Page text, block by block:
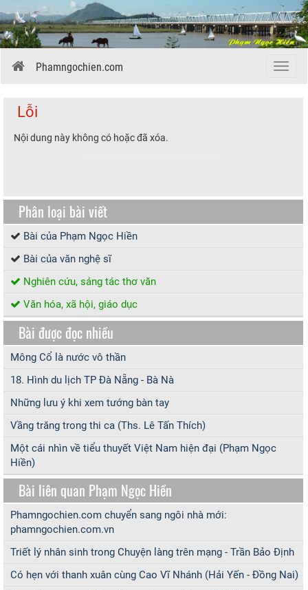
Menu
Phamngochien.com
Lỗi
Nội dung này không có hoặc đã xóa.
Phân loại bài viết
Bài của Phạm Ngọc Hiền
Bài của văn nghệ sĩ
Nghiên cứu, sáng tác thơ văn
Văn hóa, xã hội, giáo dục
Bài được đọc nhiều
Mông Cổ là nước vô thần
18. Hình du lịch TP Đà Nẵng - Bà Nà
Những lưu ý khi xem tướng bàn tay
Vầng trăng trong thi ca (Ths. Lê Tấn Thích)
Một cái nhìn về tiểu thuyết Việt Nam hiện đại (Phạm Ngọc
Hiền)
Bài liên quan Phạm Ngọc Hiền
Phamngochien.com chuyển sang ngôi nhà mới:
phamngochien.com.vn
Triết lý nhân sinh trong Chuyện làng trên mạng - Trần Bảo Định
Có hẹn với thanh xuân cùng Cao Vĩ Nhánh (Hải Yến - Đồng Nai)